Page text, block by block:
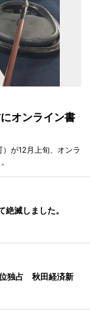
オンライン書
が12月上旬、オンラ
滅しました。
位独占 秋田経済新